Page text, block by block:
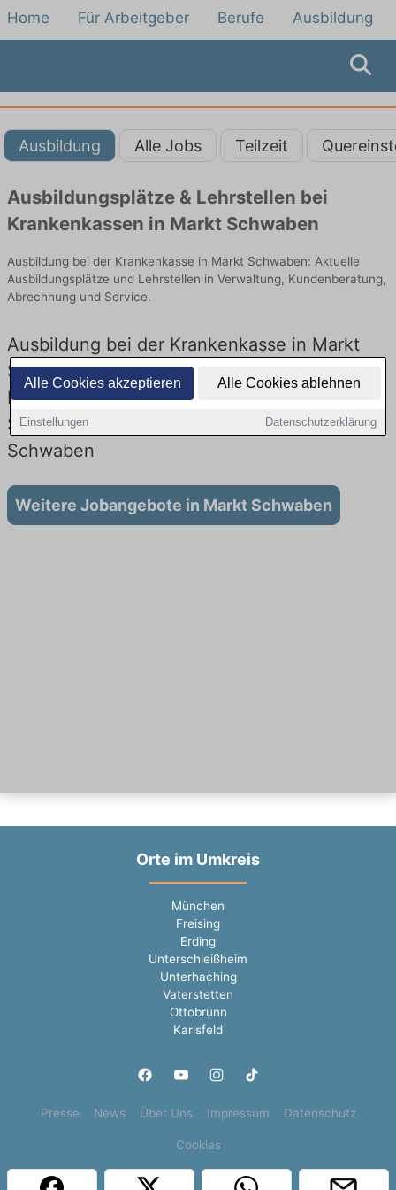
Alle Cookies akzeptieren Alle Cookies ablehnen
Einstellungen Datenschutzerklärung
Home Für Arbeitgeber Berufe Ausbildung
Ausbildung Alle Jobs Teilzeit
Ausbildungsplätze & Lehrstellen bei
Krankenkassen in Markt Schwaben
Ausbildung bei der Krankenkasse in Markt Schwaben: Aktuelle
Ausbildungsplätze und Lehrstellen in Verwaltung, Kundenberatung,
Abrechnung und Service.
Ausbildung bei der Krankenkasse in Markt
Schwaben – Ausbildungsplätze und
Lehrstellen: Aktuell gibt es keine
Stellenangebote für Ausbildung in Markt
Schwaben
Weitere Jobangebote in Markt Schwaben
Orte im Umkreis
München
Freising
Erding
Unterschleißheim
Unterhaching
Vaterstetten
Ottobrunn
Karlsfeld
Presse News Über Uns Impressum Datenschutz
Cookies